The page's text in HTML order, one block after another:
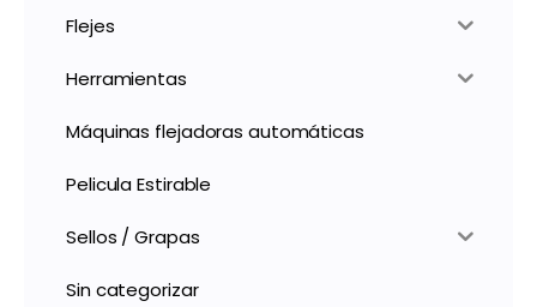
Flejes
Herramientas
Máquinas flejadoras automáticas
Pelicula Estirable
Sellos / Grapas
Sin categorizar